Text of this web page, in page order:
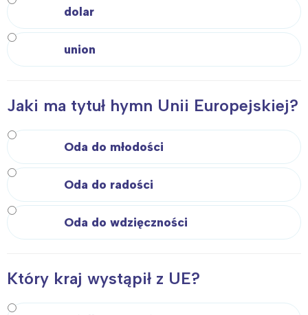
dolar
union
Jaki ma tytuł hymn Unii Europejskiej?
Oda do młodości
Oda do radości
Oda do wdzięczności
Który kraj wystąpił z UE?